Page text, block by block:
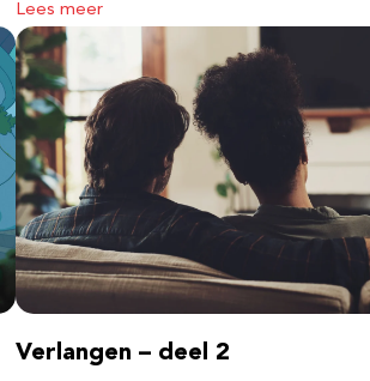
Lees meer
Verlangen – deel 2